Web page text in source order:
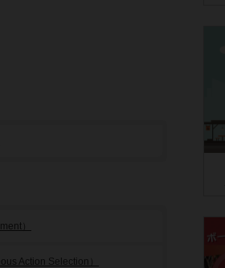
）
Action Selection）